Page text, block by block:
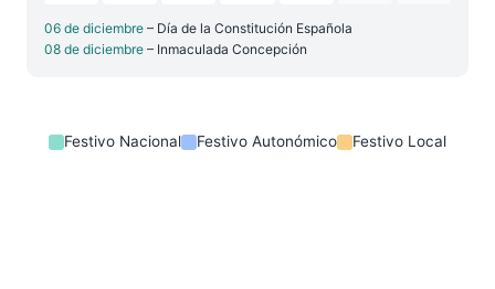
06 de diciembre – Día de la Constitución Española
08 de diciembre – Inmaculada Concepción
Festivo Nacional Festivo Autonómico Festivo Local